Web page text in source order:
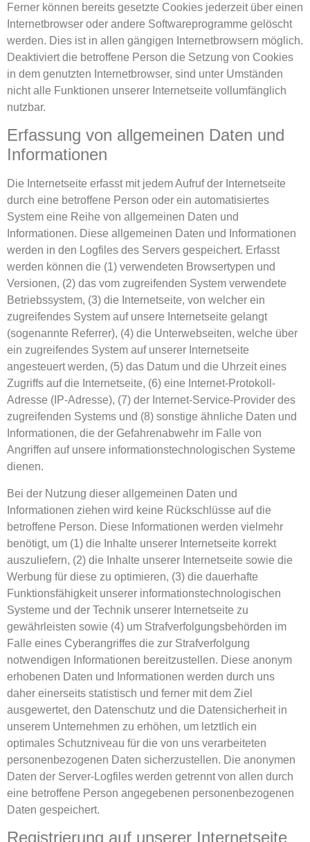
Ferner können bereits gesetzte Cookies jederzeit über einen
Internetbrowser oder andere Softwareprogramme gelöscht
werden. Dies ist in allen gängigen Internetbrowsern möglich.
Deaktiviert die betroffene Person die Setzung von Cookies
in dem genutzten Internetbrowser, sind unter Umständen
nicht alle Funktionen unserer Internetseite vollumfänglich
nutzbar.
Erfassung von allgemeinen Daten und
Informationen
Die Internetseite erfasst mit jedem Aufruf der Internetseite
durch eine betroffene Person oder ein automatisiertes
System eine Reihe von allgemeinen Daten und
Informationen. Diese allgemeinen Daten und Informationen
werden in den Logfiles des Servers gespeichert. Erfasst
werden können die (1) verwendeten Browsertypen und
Versionen, (2) das vom zugreifenden System verwendete
Betriebssystem, (3) die Internetseite, von welcher ein
zugreifendes System auf unsere Internetseite gelangt
(sogenannte Referrer), (4) die Unterwebseiten, welche über
ein zugreifendes System auf unserer Internetseite
angesteuert werden, (5) das Datum und die Uhrzeit eines
Zugriffs auf die Internetseite, (6) eine Internet-Protokoll-
Adresse (IP-Adresse), (7) der Internet-Service-Provider des
zugreifenden Systems und (8) sonstige ähnliche Daten und
Informationen, die der Gefahrenabwehr im Falle von
Angriffen auf unsere informationstechnologischen Systeme
dienen.
Bei der Nutzung dieser allgemeinen Daten und
Informationen ziehen wird keine Rückschlüsse auf die
betroffene Person. Diese Informationen werden vielmehr
benötigt, um (1) die Inhalte unserer Internetseite korrekt
auszuliefern, (2) die Inhalte unserer Internetseite sowie die
Werbung für diese zu optimieren, (3) die dauerhafte
Funktionsfähigkeit unserer informationstechnologischen
Systeme und der Technik unserer Internetseite zu
gewährleisten sowie (4) um Strafverfolgungsbehörden im
Falle eines Cyberangriffes die zur Strafverfolgung
notwendigen Informationen bereitzustellen. Diese anonym
erhobenen Daten und Informationen werden durch uns
daher einerseits statistisch und ferner mit dem Ziel
ausgewertet, den Datenschutz und die Datensicherheit in
unserem Unternehmen zu erhöhen, um letztlich ein
optimales Schutzniveau für die von uns verarbeiteten
personenbezogenen Daten sicherzustellen. Die anonymen
Daten der Server-Logfiles werden getrennt von allen durch
eine betroffene Person angegebenen personenbezogenen
Daten gespeichert.
Registrierung auf unserer Internetseite